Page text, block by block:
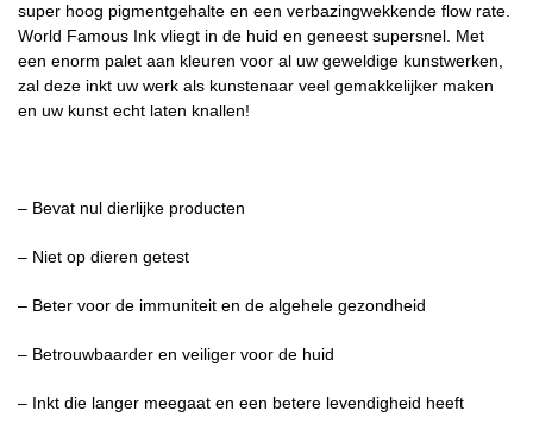
super hoog pigmentgehalte en een verbazingwekkende flow rate.
World Famous Ink vliegt in de huid en geneest supersnel. Met
een enorm palet aan kleuren voor al uw geweldige kunstwerken,
zal deze inkt uw werk als kunstenaar veel gemakkelijker maken
en uw kunst echt laten knallen!
– Bevat nul dierlijke producten
– Niet op dieren getest
– Beter voor de immuniteit en de algehele gezondheid
– Betrouwbaarder en veiliger voor de huid
– Inkt die langer meegaat en een betere levendigheid heeft